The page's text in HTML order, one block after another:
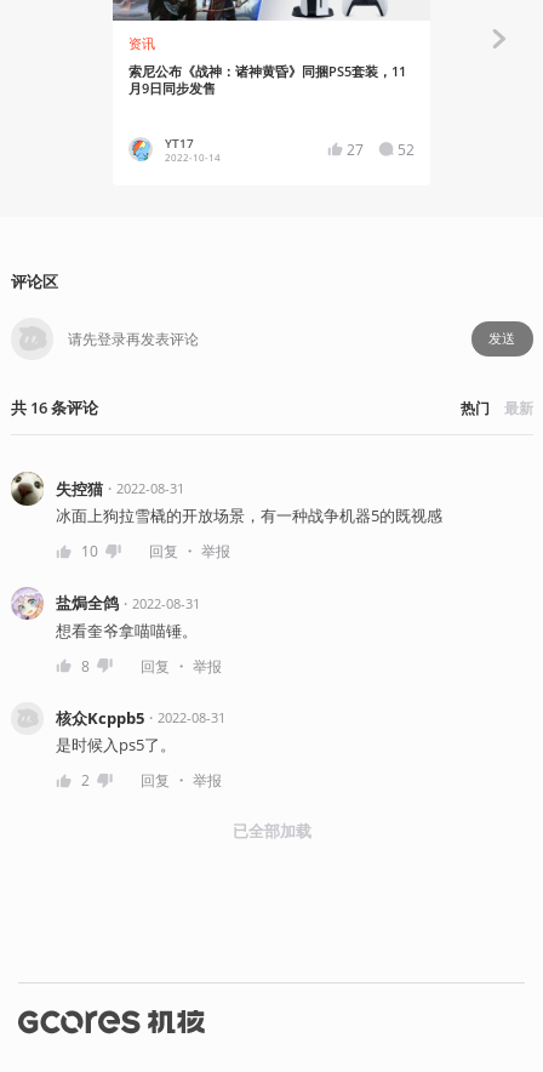
资讯
索尼公布《战神：诸神黄昏》同捆PS5套装，11
月9日同步发售
YT17
2022-10-14 27 52
评论区
发送
共 16条评论 热门 最新
失控猫・ 2022-08-31
冰面上狗拉雪橇的开放场景，有一种战争机器5的既视感
10 回复 ・ 举报
盐焗全鸽・ 2022-08-31
想看奎爷拿喵喵锤。
8 回复 ・ 举报
核众Kcppb5・ 2022-08-31
是时候入ps5了。
2 回复 ・ 举报
已全部加载